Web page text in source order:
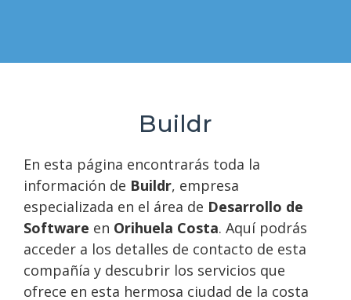
Buildr
En esta página encontrarás toda la
información de Buildr, empresa
especializada en el área de Desarrollo de
Software en Orihuela Costa. Aquí podrás
acceder a los detalles de contacto de esta
compañía y descubrir los servicios que
ofrece en esta hermosa ciudad de la costa